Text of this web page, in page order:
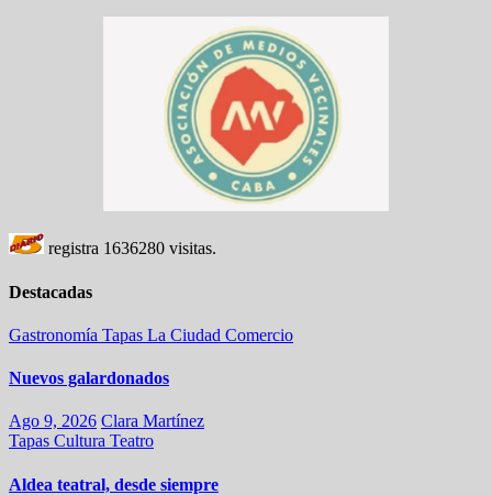
registra 1636280 visitas.
Destacadas
Gastronomía Tapas La Ciudad Comercio
Nuevos galardonados
Ago 9, 2026 Clara Martínez
Tapas Cultura Teatro
Aldea teatral, desde siempre